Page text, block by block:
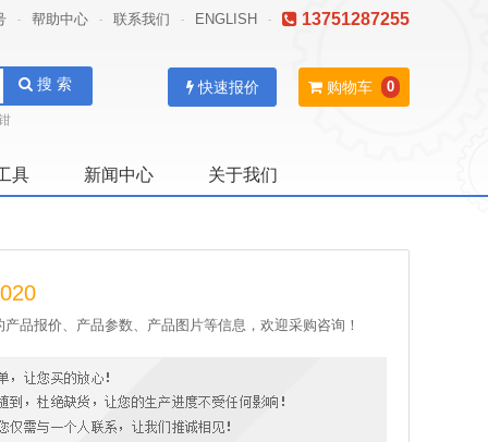
- 帮助中心 - 联系我们 - ENGLISH - 13751287255
搜 索 购物车 0
快速报价
具 新闻中心 关于我们
品报价、产品参数、产品图片等信息，欢迎采购咨询！